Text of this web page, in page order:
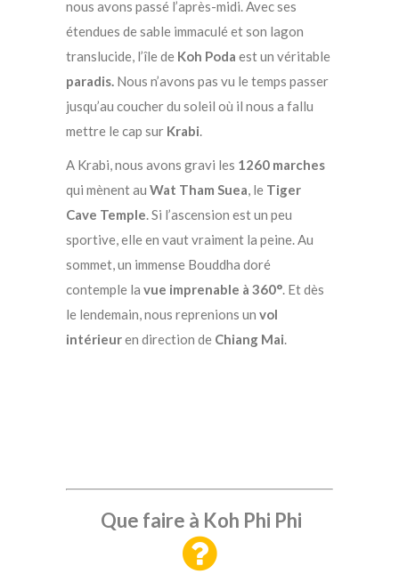
nous avons passé l’après-midi. Avec ses
étendues de sable immaculé et son lagon
translucide, l’île de Koh Poda est un véritable
paradis. Nous n’avons pas vu le temps passer
jusqu’au coucher du soleil où il nous a fallu
mettre le cap sur Krabi.
A Krabi, nous avons gravi les 1260 marches
qui mènent au Wat Tham Suea, le Tiger
Cave Temple. Si l’ascension est un peu
sportive, elle en vaut vraiment la peine. Au
sommet, un immense Bouddha doré
contemple la vue imprenable à 360°. Et dès
le lendemain, nous reprenions un vol
intérieuren direction de Chiang Mai.
Que faire à Koh Phi Phi